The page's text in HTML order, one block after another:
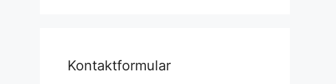
Kontaktformular